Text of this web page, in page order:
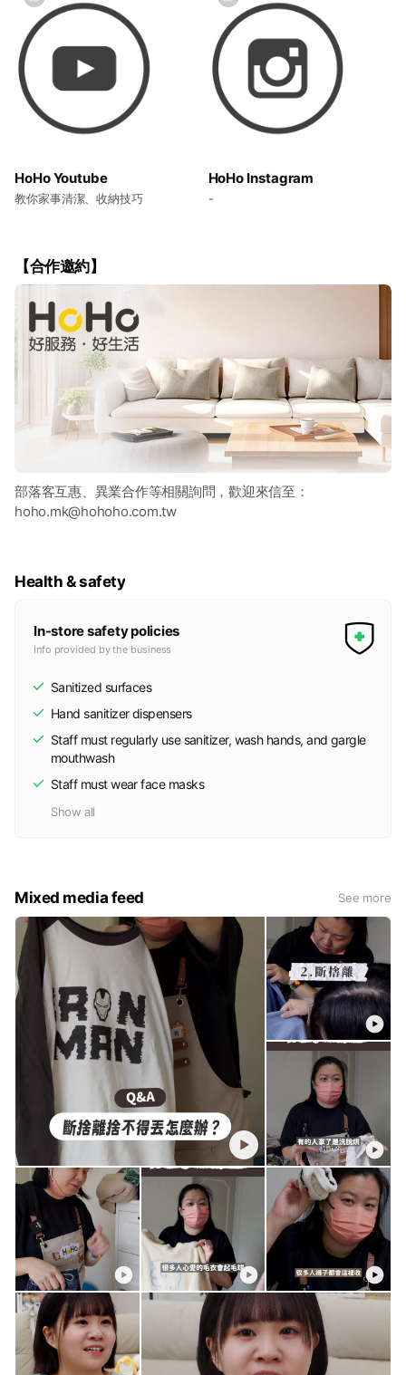
HoHo Youtube
教你家事清潔、收納技巧
HoHo Instagram
-
【合作邀約】
部落客互惠、異業合作等相關詢問，歡迎來信至：
hoho.mk@hohoho.com.tw
Health & safety
In-store safety policies
Info provided by the business
Sanitized surfaces
Hand sanitizer dispensers
Staff must regularly use sanitizer, wash hands, and gargle
mouthwash
Staff must wear face masks
Show all
Mixed media feed See more